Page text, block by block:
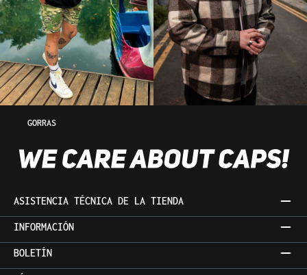
GORRAS
ASISTENCIA TÉCNICA DE LA TIENDA
INFORMACIÓN
BOLETÍN